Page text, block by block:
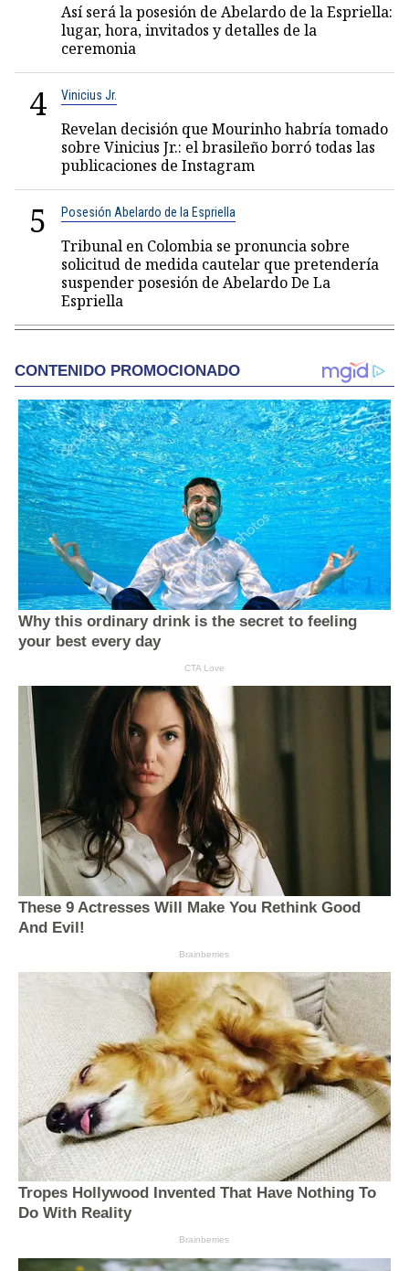
Así será la posesión de Abelardo de la Espriella:
lugar, hora, invitados y detalles de la
ceremonia
4 Vinicius Jr.
Revelan decisión que Mourinho habría tomado
sobre Vinicius Jr.: el brasileño borró todas las
publicaciones de Instagram
5 Posesión Abelardo de la Espriella
Tribunal en Colombia se pronuncia sobre
solicitud de medida cautelar que pretendería
suspender posesión de Abelardo De La
Espriella